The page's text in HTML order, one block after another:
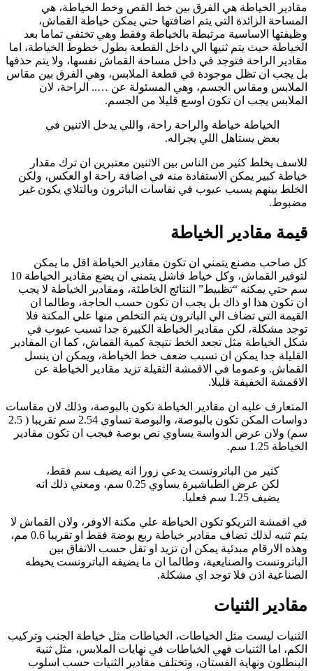
مقادير الخياطة هي الفرق بين خط القص وخط الخياطة، هي
المساحة الزائدة التي يتم اضافتها حتي يمكن خياطة القماش،
وظيفتها الاساسية مرتبطة بالخياطة وفقط وهي تختفي تماما بعد
الخياطة حيث يتم ثنيها الي داخل القطعة بطول خطوط الخياطة، اما
مقادير الراحة فتوجد في داخل مساحة القماش نفسها، ولا يتم حذفها
بل يجب ان تظل موجودة في قطعة الملابس، وهي الفرق بين مقاس
الملابس ومقاس الجسم، وهي المسئولة عن ….. الراحة، لان
الملابس يجب ان تكون اوسع قليلا من الجسم.
الخياطة خياطة والراحة راحة، واللي يدخل الاتنين في
بعض يستاهل اللي يجراله.
للاسف يخلط كثير من الناس بين الاثنين معتبرين ان ترك مقدار
خياطة كبير يمكن الاستفادة منه في اضافة راحة او العكس، ولكن
الخلط بينهم يسبب عيوب في نقاسات الباترون وبالتلاي يكون غير
مضبوط.
قيمة مقادير الخياطة
كل صاحب مصنع يتمني ان تكون مقادير الخياطة اقل ما يمكن
لتوفير القماش، وكل خياط فاشل يتمني ان يضع مقادير الخياطة 10
سم حتي يمكنه “تظبيط” النتائج الخاطئة، ومقادير الخياطة لا يجب
ان تكون هذا او ذاك بل يجب ان تكون حسب الحاجة، وطالما ان
القيمة التي تضاف الي الباترون يتم التخلص منها علي المكنة فلا
توجد مشكلة، لكن مقادير الخياطة الكبيرة جدا تسبب عيوب في
شكل الخياطة مثل تجعد الخط نتيجة كمية القماش، كما ان المقادير
القليلة جدا يمكن ان تسبب ضعف خط الخياطة، ويمكن ان ينسل
القماش. وعموما في الاقمشة الثقيلة تزيد مقادير الخياطة عن
الاقمشة الخفيفة قليلا.
المتعارف عليه ان مقادير الخياطة تكون بالبوصة، وذلك لان مقاسات
دواسات المكن تكون بالبوصة، والبوصة تساوي 2.54 سم تقريبا ( 2.5
سم) ولان عرض الدواسة يساوي نص بوصة فيجب ان تكون مقادير
الخياطة 1.25 سم.
كثير من الباترونست يدعي زورا انه يضيف سم فقط،
لكن عرض الطباشيرة يساوي 0.25 سم، ومعني ذلك انه
يضيف 1.25 سم فعليا.
في اقمشة التريكو تكون الخياطة علي مكنة الاوفر، ولان القماش لا
يتم ثنيه لذلك تضاف مقادير خياطة ربع بوضة فقط او تقريبا 0.6 مم،
وهذه الارقام مبدئية يمكن ان تزيد او تقل حسب الاتفاق بين
الباترونست والصنايعية، وطالما ان ما يضيفه الباترونست يخيطه
الصناعية اذن فلا توجد اي مشكلة.
مقادير الثنيات
الثنيات ليست مثل الخياطات، الخياطات مثل خياطة الجنب وتركيب
الكم، اما الثنيات فهي الخياطات في نهايات الملابس، مثل ثنية
البنطلون ونهاية الفستان، وتختلف مقادير الثنيات حسب اسلوب